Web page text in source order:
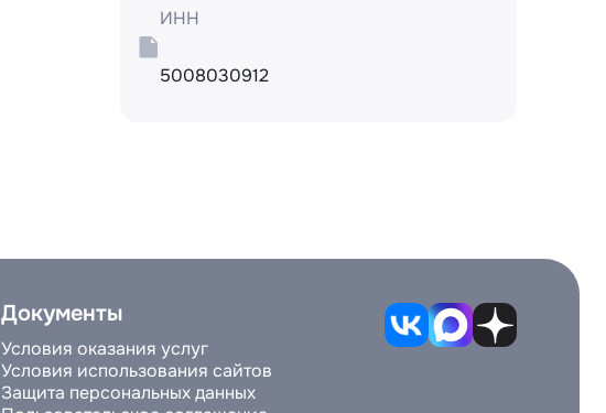
ИНН
5008030912
Документы
Условия оказания услуг
Условия использования сайтов
Защита персональных данных